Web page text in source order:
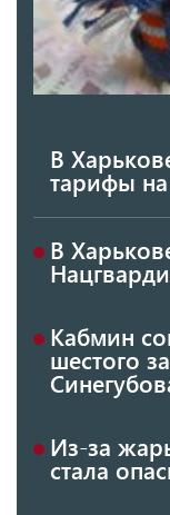
В
тарифы
В
Кабмин
шестого
Из-за
стала